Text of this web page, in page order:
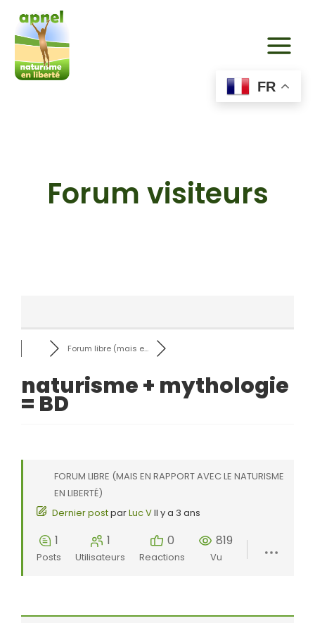
contenu
Forum visiteurs
Forum libre (mais e...
naturisme + mythologie
= BD
FORUM LIBRE (MAIS EN RAPPORT AVEC LE NATURISME
EN LIBERTÉ)
Dernier postparLuc VIl y a 3 ans
1
Posts
1
Utilisateurs
0
Reactions
819
Vu
FR